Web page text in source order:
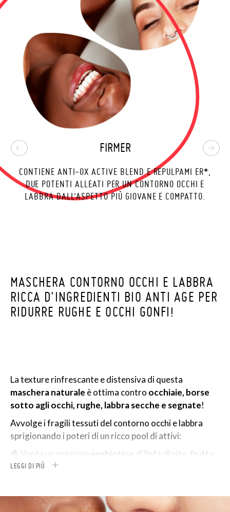
FIRMER
CONTIENE ANTI-OX ACTIVE BLEND E REPULPAMI ER*,
DUE POTENTI ALLEATI PER UN CONTORNO OCCHI E
LABBRA DALL’ASPETTO PIÙ GIOVANE E COMPATTO.
MASCHERA CONTORNO OCCHI E LABBRA
RICCA D'INGREDIENTI BIO ANTI AGE PER
RIDURRE RUGHE E OCCHI GONFI!
La texture rinfrescante e distensiva di questa
mascheranaturale è ottima contro occhiaie, borse
sotto agli occhi, rughe, labbra secche e segnate!
Avvolge i fragili tessuti del contorno occhi e labbra
sprigionando i poteri di un ricco pool di attivi:
🍇 Vanta un prezioso prebiotico di linfa di vite, frutto
delle ricerche più recenti sul
livelli d'dratazione, elasticità, nutrimento. Un alleato
LEGGI DI PIÙ